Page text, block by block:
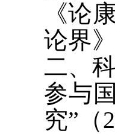
《论
论界
二、
参与
究”（